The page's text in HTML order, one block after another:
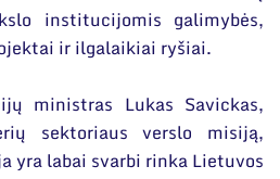
institucijomis galimybės,
ir ilgalaikiai ryšiai.
ministras Lukas Savickas,
sektoriaus verslo misiją,
yra labai svarbi rinka Lietuvos